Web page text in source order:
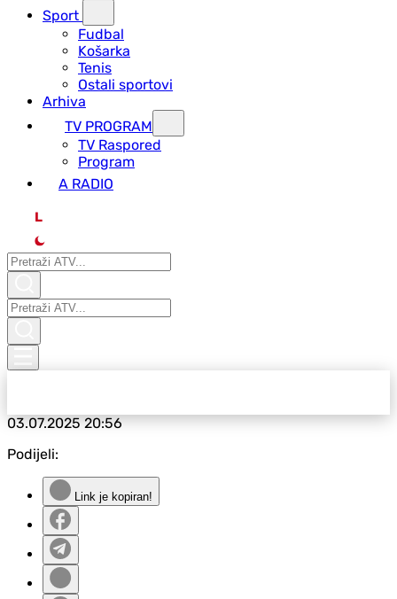
Sport
Fudbal
Košarka
Tenis
Ostali sportovi
Arhiva
TV PROGRAM
ТV Raspored
Program
A RADIO
L
03.07.202520:56
Podijeli:
Link je kopiran!